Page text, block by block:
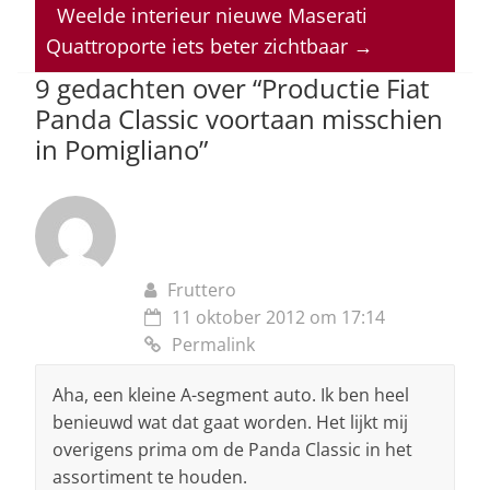
A
p
p
b
o
o
k
dI
n
d
s
Weelde interieur nieuwe Maserati
Quattroporte iets beter zichtbaar →
9 gedachten over “Productie Fiat
Panda Classic voortaan misschien
in Pomigliano”
Fruttero
11 oktober 2012 om 17:14
Permalink
Aha, een kleine A-segment auto. Ik ben heel
benieuwd wat dat gaat worden. Het lijkt mij
overigens prima om de Panda Classic in het
assortiment te houden.